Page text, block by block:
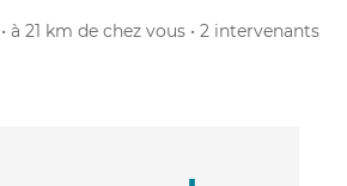
• à 21 km de chez vous • 2 intervenants